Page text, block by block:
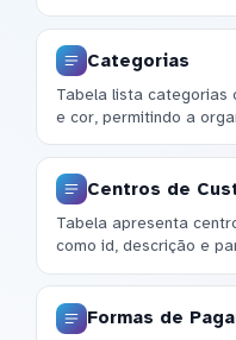
Categorias
Tabela lista categorias
e cor, permitindo a
Centros de
Tabela apresenta
como id, descrição e
Formas de